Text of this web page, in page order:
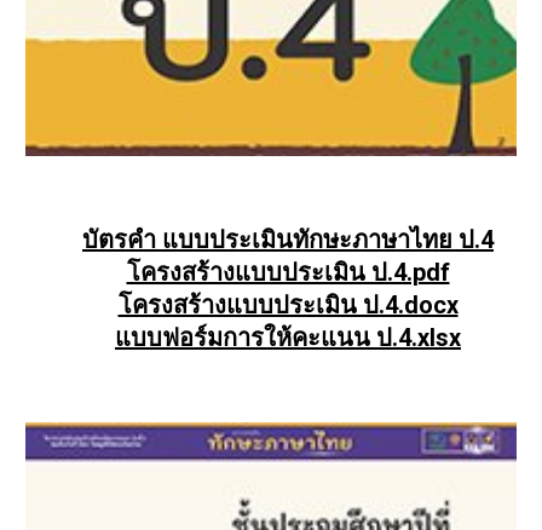
บัตรคำ แบบประเมินทักษะภาษาไทย ป.4
โครงสร้างแบบประเมิน ป.4.pdf
โครงสร้างแบบประเมิน ป.4.docx
แบบฟอร์มการให้คะแนน ป.4.xlsx